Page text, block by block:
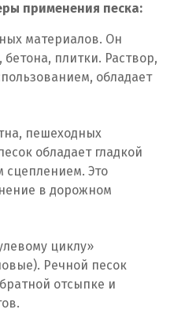
применения песка:
материалов. Он
плитки. Раствор,
обладает
пешеходных
обладает гладкой
сцеплением. Это
в дорожном
циклу»
Речной песок
отсыпке и